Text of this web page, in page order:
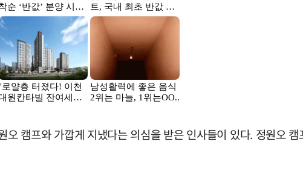
캠프와 가깝게 지냈다는 의심을 받은 인사들이 있다. 정원오